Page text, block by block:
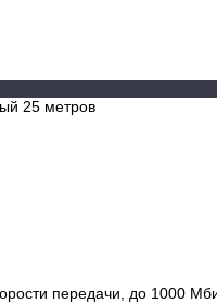
25 метров
передачи, до 1000